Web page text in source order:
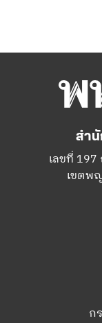
สำนั
เลขที่
เขตพ
ก